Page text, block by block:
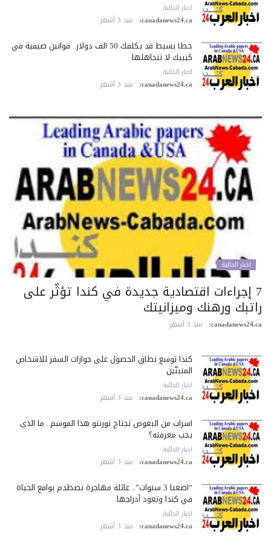
اخبار الجالية
canadanews24.ca: منذ 3 أشهر
خطأ بسيط قد يكلّفك 50 ألف دولار.. قوانين صيفية في
كيبيك لا تتجاهلها
اخبار الجالية
canadanews24.ca: منذ 3 أشهر
اخبار الجالية
7 إجراءات اقتصادية جديدة في كندا تؤثّر على
ورهنك وميزانيتك
منذ 3 أشهر
كندا توسع نطاق الحصول على جوازات السفر للأشخاص
المتبنّين
اخبار الجالية
canadanews24.ca: منذ 3 أشهر
أسراب من البعوض تجتاح تورنتو هذا الموسم.. ما الذي
يجب معرفته؟
اخبار الجالية
canadanews24.ca: منذ 3 أشهر
“أضعنا 3 سنوات”.. عائلة مهاجرة تصطدم بواقع الحياة
في كندا وتعود أدراجها
اخبار الجالية
canadanews24.ca: منذ 3 أشهر